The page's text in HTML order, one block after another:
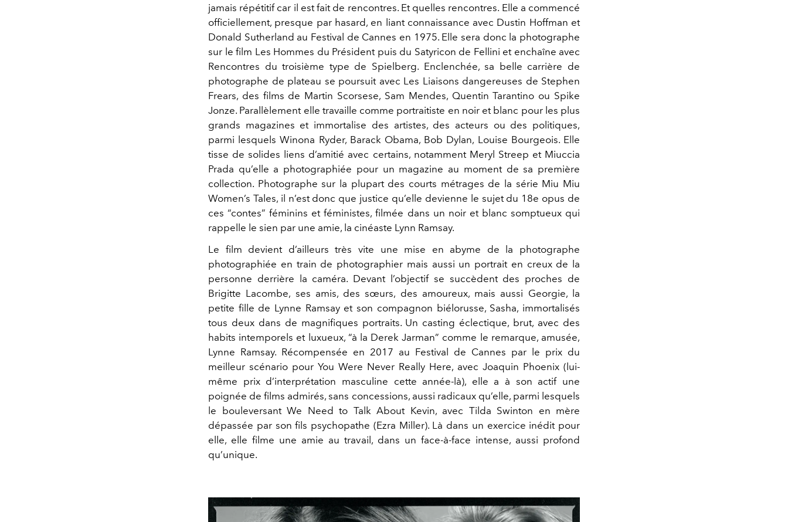
jamais répétitif car il est fait de rencontres. Et quelles rencontres. Elle a commencé
officiellement, presque par hasard, en liant connaissance avec Dustin Hoffman et
Donald Sutherland au Festival de Cannes en 1975. Elle sera donc la photographe
sur le film Les Hommes du Président puis du Satyricon de Fellini et enchaîne avec
Rencontres du troisième type de Spielberg. Enclenchée, sa belle carrière de
photographe de plateau se poursuit avec Les Liaisons dangereuses de Stephen
Frears, des films de Martin Scorsese, Sam Mendes, Quentin Tarantino ou Spike
Jonze. Parallèlement elle travaille comme portraitiste en noir et blanc pour les plus
grands magazines et immortalise des artistes, des acteurs ou des politiques,
parmi lesquels Winona Ryder, Barack Obama, Bob Dylan, Louise Bourgeois. Elle
tisse de solides liens d’amitié avec certains, notamment Meryl Streep et Miuccia
Prada qu’elle a photographiée pour un magazine au moment de sa première
collection. Photographe sur la plupart des courts métrages de la série Miu Miu
Women’s Tales, il n’est donc que justice qu’elle devienne le sujet du 18e opus de
ces “contes” féminins et féministes, filmée dans un noir et blanc somptueux qui
rappelle le sien par une amie, la cinéaste Lynn Ramsay.
Le film devient d’ailleurs très vite une mise en abyme de la photographe
photographiée en train de photographier mais aussi un portrait en creux de la
personne derrière la caméra. Devant l’objectif se succèdent des proches de
Brigitte Lacombe, ses amis, des sœurs, des amoureux, mais aussi Georgie, la
petite fille de Lynne Ramsay et son compagnon biélorusse, Sasha, immortalisés
tous deux dans de magnifiques portraits. Un casting éclectique, brut, avec des
habits intemporels et luxueux, “à la Derek Jarman” comme le remarque, amusée,
Lynne Ramsay. Récompensée en 2017 au Festival de Cannes par le prix du
meilleur scénario pour You Were Never Really Here, avec Joaquin Phoenix (lui-
même prix d’interprétation masculine cette année-là), elle a à son actif une
poignée de films admirés, sans concessions, aussi radicaux qu’elle, parmi lesquels
le bouleversant We Need to Talk About Kevin, avec Tilda Swinton en mère
dépassée par son fils psychopathe (Ezra Miller). Là dans un exercice inédit pour
elle, elle filme une amie au travail, dans un face-à-face intense, aussi profond
qu’unique.